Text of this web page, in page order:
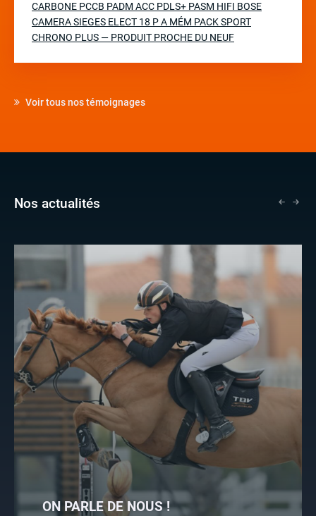
CARBONE PCCB PADM ACC PDLS+ PASM HIFI BOSE
CAMERA SIEGES ELECT 18 P A MÉM PACK SPORT
CHRONO PLUS — PRODUIT PROCHE DU NEUF
Voir tous nos témoignages
Nos actualités
ON PARLE DE NOUS !